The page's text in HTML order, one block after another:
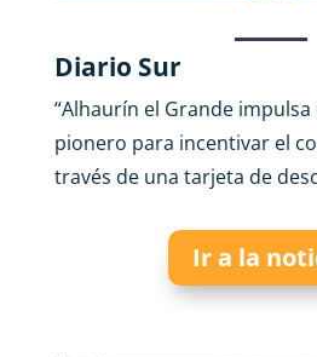
Diario Sur
“Alhaurín el Grande
pionero para incentivar el
través de una tarjeta de
Ir a la